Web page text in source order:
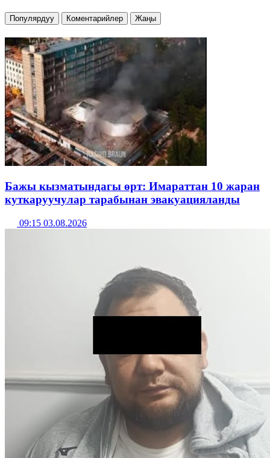
Популярдуу Коментарийлер Жаңы
Бажы кызматындагы өрт: Имараттан 10 жаран
куткаруучулар тарабынан эвакуацияланды
09:15 03.08.2026